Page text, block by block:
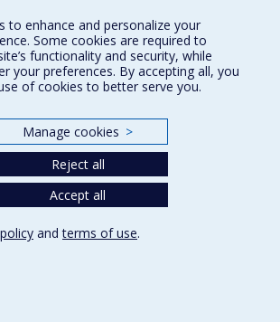
Bouchard Villeneuve
de médecine - Département de
des arts et des sciences - Direction
des arts et des sciences -
d'histoire
et de recherches internationales
to enhance and personalize your
Some cookies are required to
functionality and security, while
your preferences. By accepting all, you
of cookies to better serve you.
Manage cookies >
Reject all
Accept all
andterms of use.